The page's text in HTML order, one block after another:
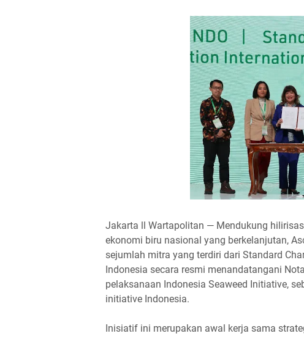
Jakarta ll Wartapolitan — Mendukung
ekonomi biru nasional yang berkelanjutan,
sejumlah mitra yang terdiri dari Standard
Indonesia secara resmi menandatangani
pelaksanaan Indonesia Seaweed Initiative,
initiative Indonesia.
Inisiatif ini merupakan awal kerja sama